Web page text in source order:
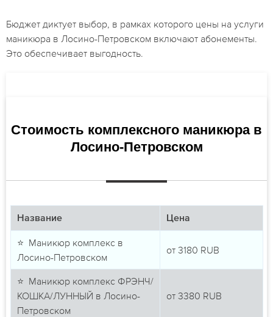
Бюджет диктует выбор, в рамках которого цены на услуги
маникюра в Лосино-Петровском включают абонементы.
Это обеспечивает выгодность.
Стоимость комплексного маникюра в
Лосино-Петровском
Название Цена
⭐ Маникюр комплекс в
Лосино-Петровском
от 3180 RUB
⭐ Маникюр комплекс ФРЭНЧ/
КОШКА/ЛУННЫЙ в Лосино-
Петровском
от 3380 RUB